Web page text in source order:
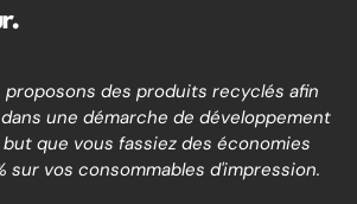
proposons des produits recyclés afin
une démarche de développement
que vous fassiez des économies
sur vos consommables d'impression.